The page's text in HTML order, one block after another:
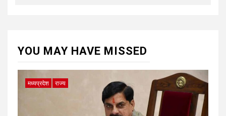
YOU MAY HAVE MISSED
मध्यप्रदेश राज्य